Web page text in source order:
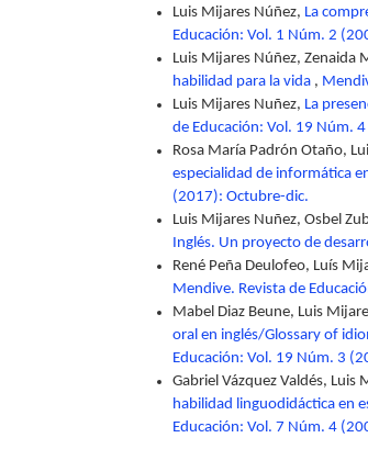
Luis Mijares Núñez, La
Educación: Vol. 1 Núm. 2
Luis Mijares Núñez, Zenaida
habilidad para la vida ,
Luis Mijares Nuñez, La
de Educación: Vol. 19 Núm.
Rosa María Padrón Otaño,
especialidad de informática
(2017): Octubre-dic.
Luis Mijares Nuñez, Osbel
Inglés. Un proyecto de
René Peña Deulofeo, Luís
Mendive. Revista de
Mabel Diaz Beune, Luis
oral en inglés/Glossary of
Educación: Vol. 19 Núm. 3
Gabriel Vázquez Valdés, Luis
habilidad linguodidáctica en
Educación: Vol. 7 Núm. 4